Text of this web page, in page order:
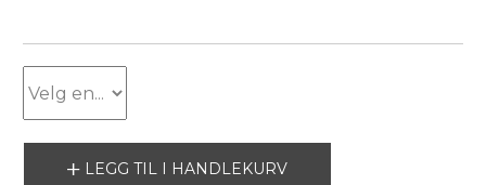
LEGG TIL I HANDLEKURV